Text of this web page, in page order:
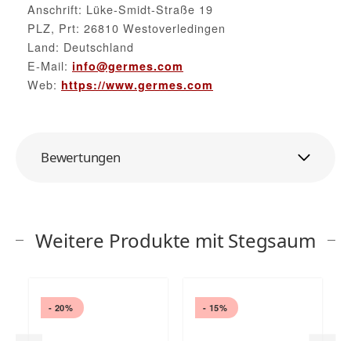
Anschrift: Lüke-Smidt-Straße 19
PLZ, Prt: 26810 Westoverledingen
Land: Deutschland
E-Mail: info@germes.com
Web: https://www.germes.com
Bewertungen
Weitere Produkte mit Stegsaum
- 20% - 15%